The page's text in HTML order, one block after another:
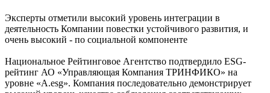
Эксперты отметили высокий уровень интеграции в
деятельность Компании повестки устойчивого развития, и
очень высокий - по социальной компоненте
Национальное Рейтинговое Агентство подтвердило ESG-
рейтинг АО «Управляющая Компания ТРИНФИКО» на
уровне «А.esg». Компания последовательно демонстрирует